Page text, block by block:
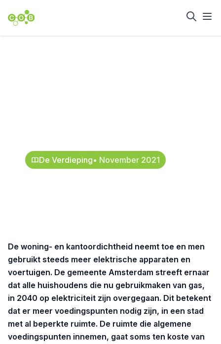
De Verdieping• November 2021
De woning- en kantoordichtheid neemt toe en men
gebruikt steeds meer elektrische apparaten en
voertuigen. De gemeente Amsterdam streeft ernaar
dat alle huishoudens die nu gebruikmaken van gas,
in 2040 op elektriciteit zijn overgegaan. Dit betekent
dat er meer voedingspunten nodig zijn, in een stad
met al beperkte ruimte. De ruimte die algemene
voedingspunten innemen, gaat soms ten koste van